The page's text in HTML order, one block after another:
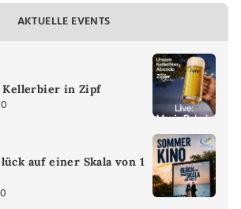
AKTUELLE EVENTS
in Zipf
auf einer Skala von 1